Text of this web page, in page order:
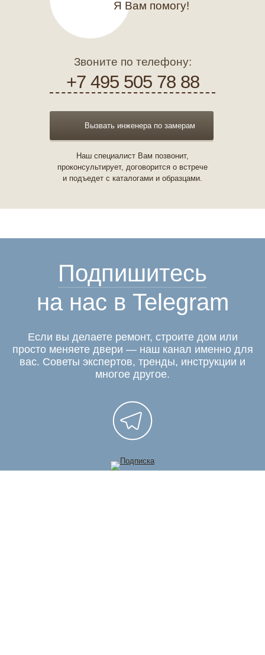
Я Вам помогу!
Звоните по телефону:
+7 495 505 78 88
Вызвать инженера по замерам
Наш специалист Вам позвонит,
проконсультирует, договорится о встрече
и подъедет с каталогами и образцами.
Подпишитесь
на нас в Telegram
Если вы делаете ремонт, строите дом или
просто меняете двери — наш канал именно для
вас. Советы экспертов, тренды, инструкции и
многое другое.